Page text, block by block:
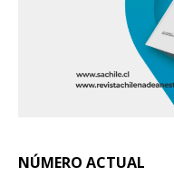
NÚMERO ACTUAL